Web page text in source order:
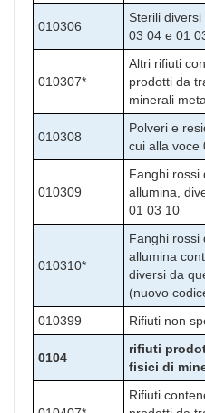
010306
Sterili diversi
03 04 e 01
010307*
Altri rifiuti
prodotti da
minerali
010308
Polveri e
cui alla voce
010309
Fanghi rossi
allumina,
01 03 10
010310*
Fanghi rossi
allumina
diversi da
(nuovo
010399
Rifiuti non
0104
rifiuti
fisici di
Rifiuti